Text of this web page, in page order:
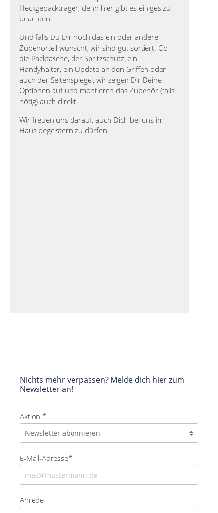
Heckgepäckträger, denn hier gibt es einiges zu
beachten.
Und falls Du Dir noch das ein oder andere
Zubehörteil wünscht, wir sind gut sortiert. Ob
die Packtasche, der Spritzschutz, ein
Handyhalter, ein Update an den Griffen oder
auch der Seitenspiegel, wir zeigen Dir Deine
Optionen auf und montieren das Zubehör (falls
nötig) auch direkt.
Wir freuen uns darauf, auch Dich bei uns im
Haus begeistern zu dürfen.
Nichts mehr verpassen? Melde dich hier zum
Newsletter an!
Aktion *
E-Mail-Adresse*
Anrede